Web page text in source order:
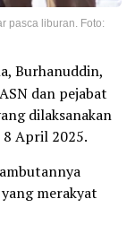
pasca liburan. Foto:
Burhanuddin,
dan pejabat
dilaksanakan
8 April 2025.
merakyat